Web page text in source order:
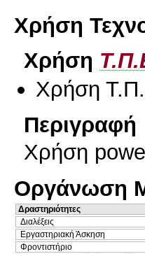
Χρήση
Χρήση
Χρήση
Περιγραφή
Χρήση
Οργάνωση
Δραστηριότητες
Διαλέξεις
Εργαστηριακή Άσκηση
Φροντιστήριο